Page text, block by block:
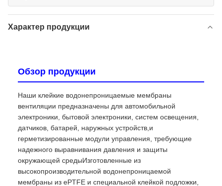
Характер продукции
Обзор продукции
Наши клейкие водонепроницаемые мембраны
вентиляции предназначены для автомобильной
электроники, бытовой электроники, систем освещения,
датчиков, батарей, наружных устройств,и
герметизированные модули управления, требующие
надежного выравнивания давления и защиты
окружающей средыИзготовленные из
высокопроизводительной водонепроницаемой
мембраны из ePTFE и специальной клейкой подложки,